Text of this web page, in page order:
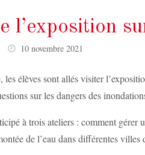
l’exposition
10 novembre 2021
élèves sont allés visiter
sur les dangers des
à trois ateliers : comment gérer
de l’eau dans différentes